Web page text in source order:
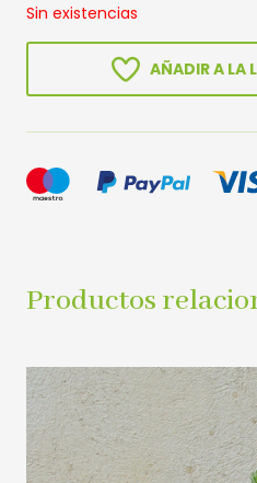
Sin existencias
AÑADIR A LA
Productos